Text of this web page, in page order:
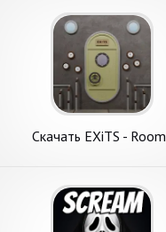
Скачать EXiTS - Room